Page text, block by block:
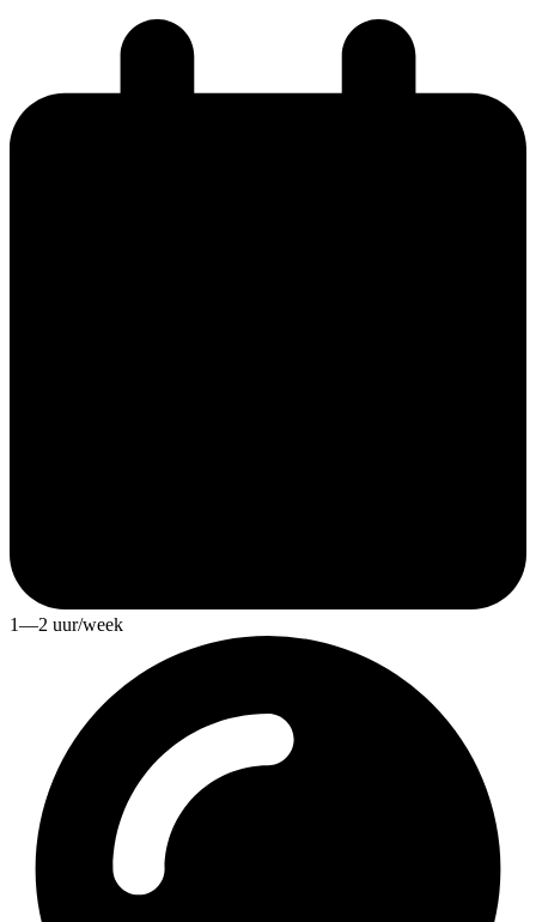
1—2 uur/week